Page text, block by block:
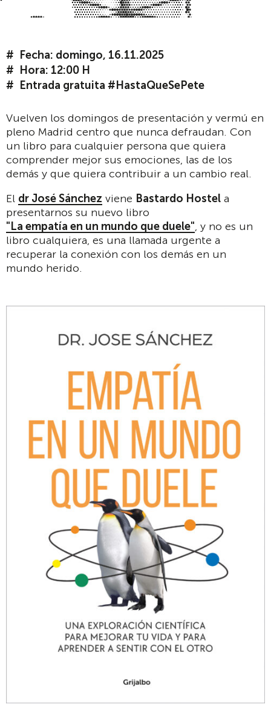
Fecha: domingo, 16.11.2025
Hora: 12:00 H
Entrada gratuita #HastaQueSePete
Vuelven los domingos de presentación y vermú en
pleno Madrid centro que nunca defraudan. Con
un libro para cualquier persona que quiera
comprender mejor sus emociones, las de los
demás y que quiera contribuir a un cambio real.
El dr José Sánchez viene Bastardo Hostel a
presentarnos su nuevo libro
"La empatía en un mundo que duele", y no es un
libro cualquiera, es una llamada urgente a
recuperar la conexión con los demás en un
mundo herido.